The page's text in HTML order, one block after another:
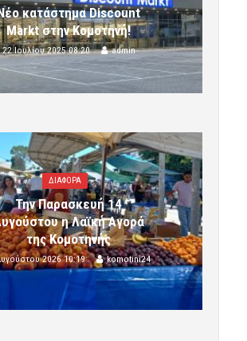
κατάστημα Discount
Markt στην Κομοτηνή!
22 Ιουλίου 2025 08:20 admin
ΔΙΑΦΟΡΑ
Την Παρασκευή 14
η Λαϊκή Αγορά
της Κομοτηνής
2026 10:19 komotini24